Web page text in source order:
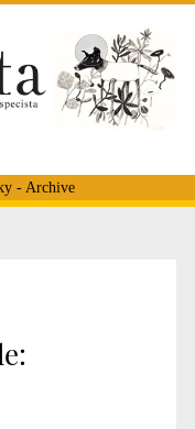
- Archive